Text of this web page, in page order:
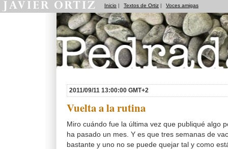
Inicio | Textos de Ortiz | Voces amigas
2011/09/11 13:00:00 GMT+2
Vuelta a la rutina
Miro cuándo fue la última vez que publiqué algo
ha pasado un mes. Y es que tres semanas de
bastante y uno no se puede quejar tal y como